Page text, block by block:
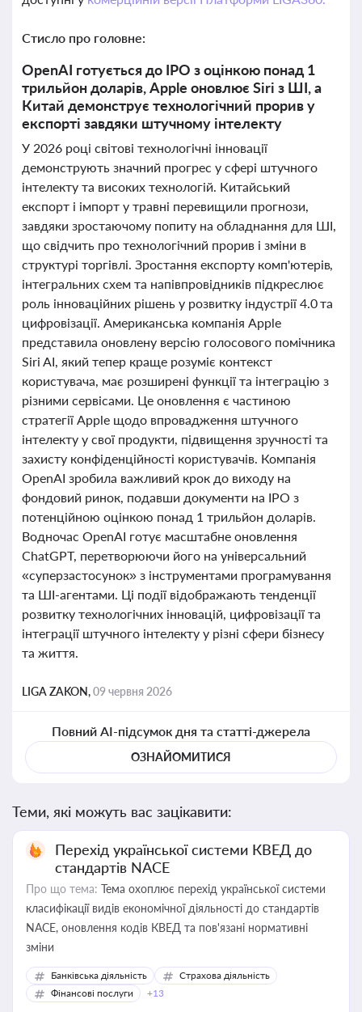
Стисло про головне:
OpenAI готується до IPO з оцінкою понад 1
трильйон доларів, Apple оновлює Siri з ШІ, а
Китай демонструє технологічний прорив у
експорті завдяки штучному інтелекту
У 2026 році світові технологічні інновації
демонструють значний прогрес у сфері штучного
інтелекту та високих технологій. Китайський
експорт і імпорт у травні перевищили прогнози,
завдяки зростаючому попиту на обладнання для ШІ,
що свідчить про технологічний прорив і зміни в
структурі торгівлі. Зростання експорту комп'ютерів,
інтегральних схем та напівпровідників підкреслює
роль інноваційних рішень у розвитку індустрії 4.0 та
цифровізації. Американська компанія Apple
представила оновлену версію голосового помічника
Siri AI, який тепер краще розуміє контекст
користувача, має розширені функції та інтеграцію з
різними сервісами. Це оновлення є частиною
стратегії Apple щодо впровадження штучного
інтелекту у свої продукти, підвищення зручності та
захисту конфіденційності користувачів. Компанія
OpenAI зробила важливий крок до виходу на
фондовий ринок, подавши документи на IPO з
потенційною оцінкою понад 1 трильйон доларів.
Водночас OpenAI готує масштабне оновлення
ChatGPT, перетворюючи його на універсальний
«суперзастосунок» з інструментами програмування
та ШІ-агентами. Ці події відображають тенденції
розвитку технологічних інновацій, цифровізації та
інтеграції штучного інтелекту у різні сфери бізнесу
та життя.
LIGA ZAKON,09 червня 2026
Повний AI-підсумок дня та статті-джерела
ОЗНАЙОМИТИСЯ
Теми, які можуть вас зацікавити:
Перехід української системи КВЕД до
стандартів NACE
Про що тема: Тема охоплює перехід української системи
класифікації видів економічної діяльності до стандартів
NACE, оновлення кодів КВЕД та пов'язані нормативні
зміни
Банківська діяльність
Страхова діяльність
Фінансові послуги
+13